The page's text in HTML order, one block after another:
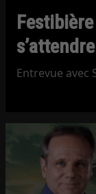
Entrevue avec